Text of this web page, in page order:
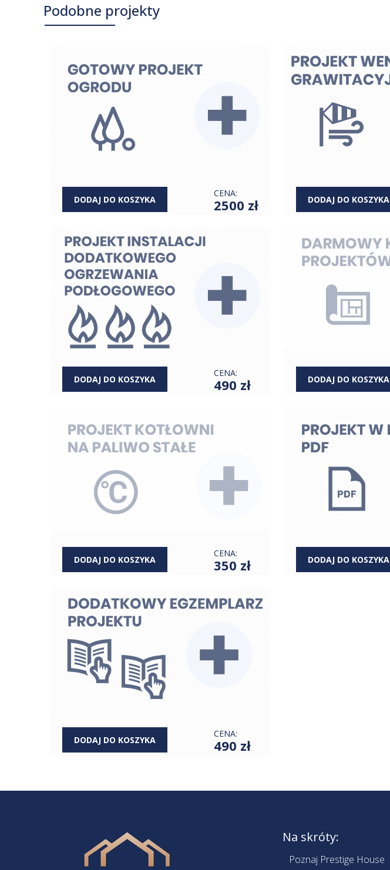
Podobne projekty
DODAJ DO KOSZYKA
CENA:
2500 zł DODAJ DO KOSZYKA
DODAJ DO KOSZYKA
CENA:
490 zł DODAJ DO KOSZYKA
DODAJ DO KOSZYKA
CENA:
350 zł DODAJ DO KOSZYKA
DODAJ DO KOSZYKA
CENA:
490 zł
Na skróty:
Poznaj Prestige House